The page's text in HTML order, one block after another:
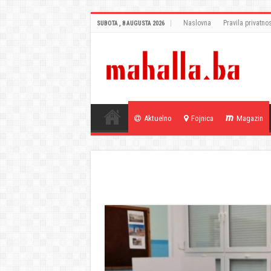
SUBOTA , 8 AUGUSTA 2026 Naslovna Pravila
Aktuelno Fojnica Magazin